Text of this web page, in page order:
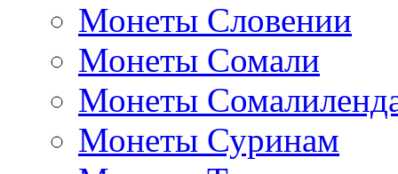
Монеты Словении
Монеты Сомали
Монеты
Монеты Суринам